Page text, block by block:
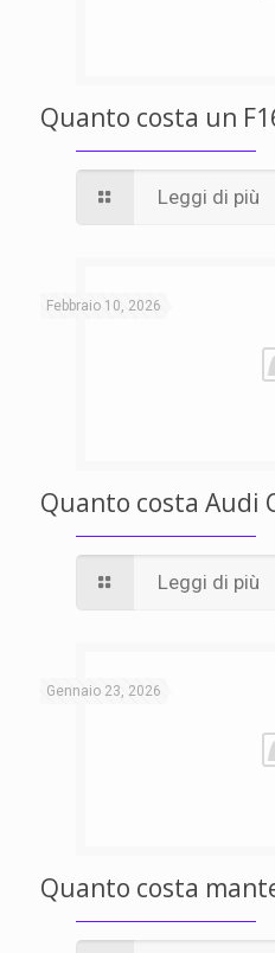
Quanto costa un
Leggi di più
Febbraio 10, 2026
Quanto costa Audi
Leggi di più
Gennaio 23, 2026
Quanto costa